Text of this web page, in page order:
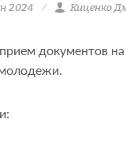
2024 Киценко
документов